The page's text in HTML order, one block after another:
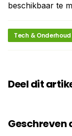
beschikbaar te
Tech & Onderhoud
Deel dit
Geschreven